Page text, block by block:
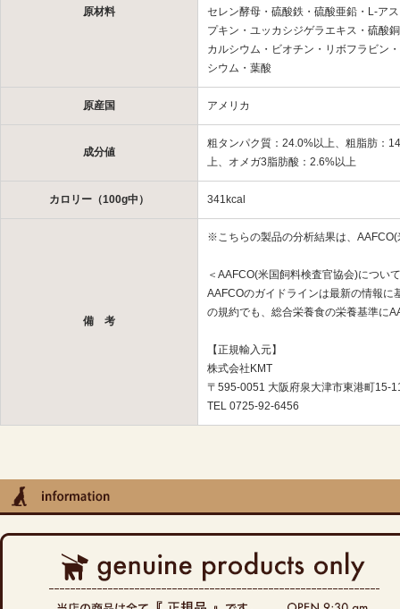
原材料
セレン酵母・硫酸鉄・硫酸亜鉛・L-ア
プキン・ユッカシジゲラエキス・硫酸
カルシウム・ビオチン・リボフラビン
シウム・葉酸
原産国 アメリカ
成分値
粗タンパク質：24.0%以上、粗脂肪：
上、オメガ3脂肪酸：2.6%以上
カロリー（100g中） 341kcal
備 考
※こちらの製品の分析結果は、
＜AAFCO(米国飼料検査官協会)につい
AAFCOのガイドラインは最新の情報
の規約でも、総合栄養食の栄養基準に
【正規輸入元】
株式会社KMT
〒595-0051 大阪府泉大津市東港町15-
TEL 0725-92-6456